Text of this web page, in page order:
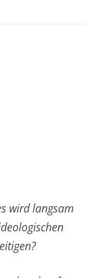
wird langsam